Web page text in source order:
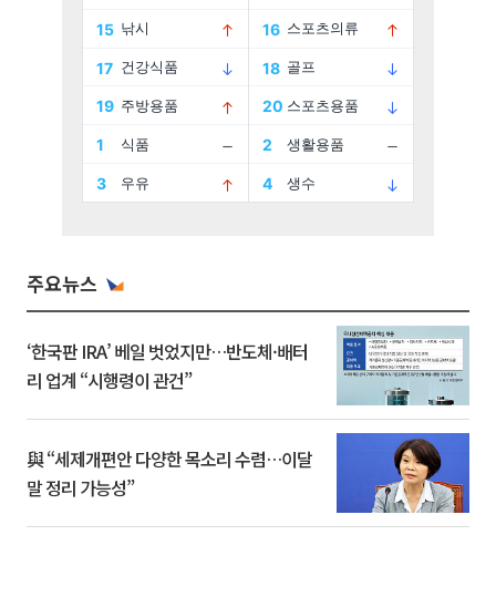
주요뉴스
‘한국판 IRA’ 베일 벗었지만…반도체·배터
리 업계 “시행령이 관건”
與 “세제개편안 다양한 목소리 수렴…이달
말 정리 가능성”